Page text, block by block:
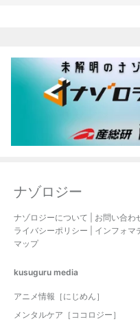
ナゾロジー
ナゾロジーについて お問い合わ
ライバシーポリシー
インフォマ
マップ
kusuguru media
アニメ情報［にじめん］
メンタルケア［ココロジー］